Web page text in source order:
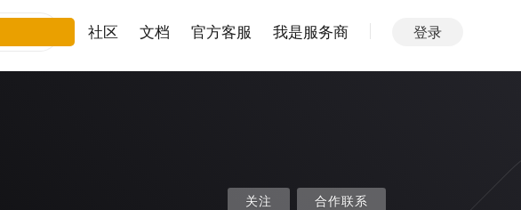
社区 文档 官方客服 我是服务商 登录
关注 合作联系